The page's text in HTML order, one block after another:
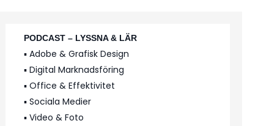
PODCAST – LYSSNA & LÄR
▪️ Adobe & Grafisk Design
▪️ Digital Marknadsföring
▪️ Office & Effektivitet
▪️ Sociala Medier
▪️ Video & Foto